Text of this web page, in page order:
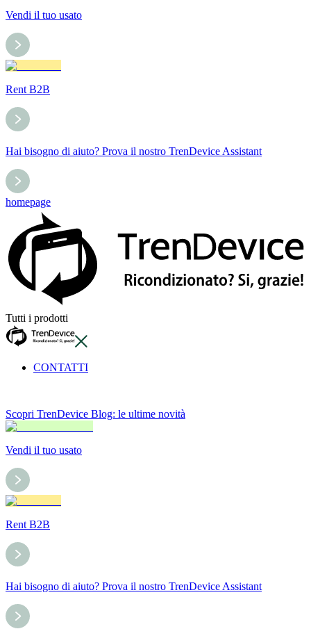
Vendi il tuo usato
Rent B2B
Hai bisogno di aiuto? Prova il nostro TrenDevice Assistant
homepage
Tutti i prodotti
CONTATTI
Scopri TrenDevice Blog: le ultime novità
Vendi il tuo usato
Rent B2B
Hai bisogno di aiuto? Prova il nostro TrenDevice Assistant